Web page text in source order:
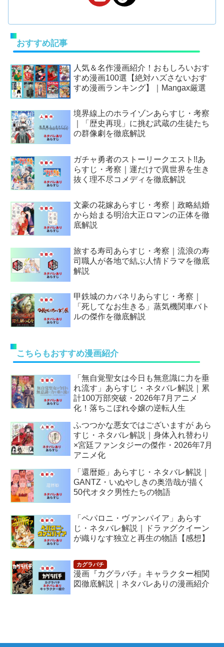
おすすめ記事
人気＆名作漫画紹介！おもしろいおす
すめ漫画100選【絶対ハズさないおす
すめ漫画ランキング】｜Mangax厳選
境界線上のホライゾンあらすじ・考察
｜「歴史再現」に挑む武蔵の生徒たち
の群像劇を徹底解説
ガチャ勇者のストーリークエスト!!あ
らすじ・考察｜運だけで異世界を生き
抜く理不尽コメディを徹底解説
文豪の花嫁あらすじ・考察｜政略結婚
から始まる明治大正ロマンの正体を徹
底解説
旅する寿司あらすじ・考察｜流浪の寿
司職人が各地で結ぶ人情ドラマを徹底
解説
甲鉄城のカバネリあらすじ・考察｜
「死してなお生きる」蒸気機関車バト
ルの傑作を徹底解説
こちらもおすすめ漫画紹介
「無自覚聖女は今日も無意識に力を垂
れ流す」あらすじ・ネタバレ解説｜累
計100万部突破・2026年7月アニメ
化！落ちこぼれ令嬢の逆転人生
ふつつかな悪女ではございますが あら
すじ・ネタバレ解説｜身体入れ替わり
×宮廷ファンタジーの傑作・2026年7月
アニメ化
「還暦姫」あらすじ・ネタバレ解説｜
GANTZ・いぬやしきの奥浩哉が描く
50代オタク男性たちの物語
「ペパロニ・ヴァンパイア」あらす
じ・ネタバレ解説｜ドラァグクイーン
が織りなす独立と再生の物語【感想】
漫画『カグラバチ』キャラクター相関
図徹底解説｜ネタバレありの漫画紹介